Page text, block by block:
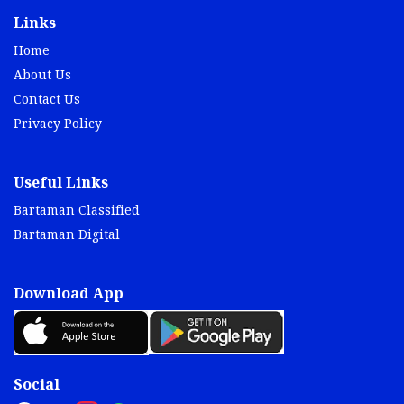
Links
Home
About Us
Contact Us
Privacy Policy
Useful Links
Bartaman Classified
Bartaman Digital
Download App
Social